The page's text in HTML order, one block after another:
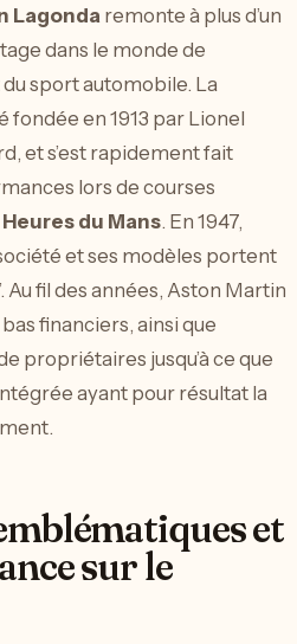
Lagondaremonte à plus d’un
dans le monde de
sport automobile. La
fondée en 1913 par Lionel
et s’est rapidement fait
lors de courses
Heures du Mans. En 1947,
et ses modèles portent
Au fil des années, Aston Martin
financiers, ainsi que
propriétaires jusqu’à ce que
ayant pour résultat la
et
sur le